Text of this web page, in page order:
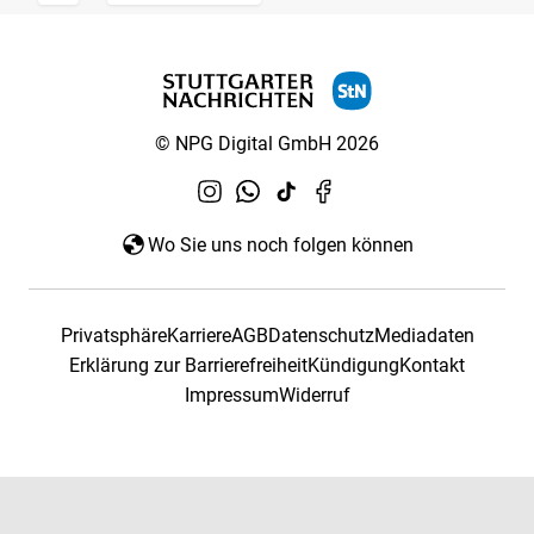
© NPG Digital GmbH 2026
Wo Sie uns noch folgen können
PrivatsphäreKarriereAGBDatenschutzMediadaten
Erklärung zur BarrierefreiheitKündigungKontakt
ImpressumWiderruf